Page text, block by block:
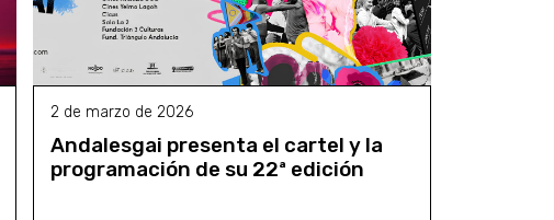
2 de marzo de 2026
Andalesgai presenta el cartel y la
programación de su 22ª edición